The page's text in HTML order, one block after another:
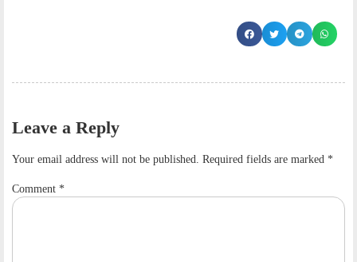
Leave a Reply
Your email address will not be published. Required fields are marked *
Comment *